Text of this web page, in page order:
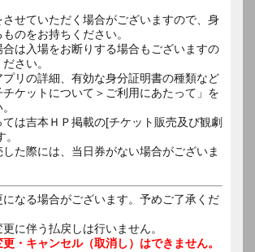
せていただく場合がございますので、身
のをお持ちください。
は入場をお断りする場合もございますの
さい。
プリの詳細、有効な身分証明書の種類など
チケットについて＞ご利用にあたって」を
は吉本ＨＰ掲載の[チケット販売及び観劇
た際には、当日券がない場合がございま
になる場合がございます。予めご了承くだ
更に伴う払戻しは行いません。
更・キャンセル（取消し）はできません。